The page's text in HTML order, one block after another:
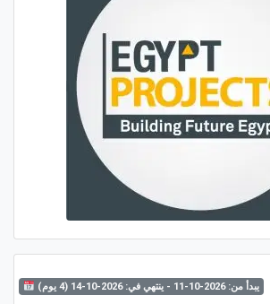
يبدأ من: 2026-10-11 - ينتهي في: 2026-10-14 (4 يوم)